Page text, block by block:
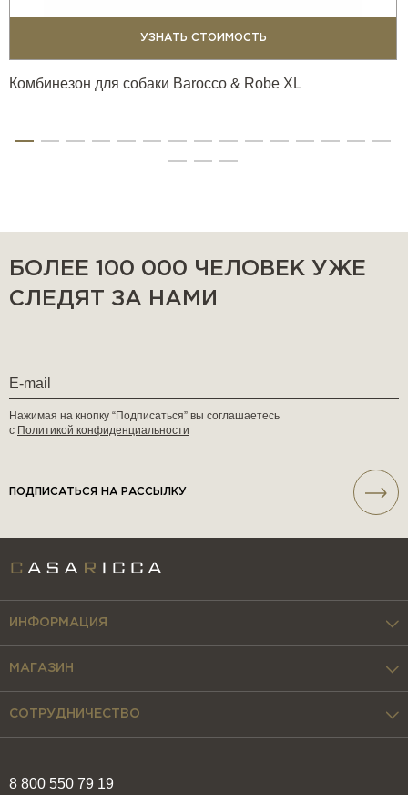
УЗНАТЬ СТОИМОСТЬ
Комбинезон для собаки Barocco & Robe XL
БОЛЕЕ 100 000 ЧЕЛОВЕК УЖЕ
СЛЕДЯТ ЗА НАМИ
Нажимая на кнопку “Подписаться” вы соглашаетесь
с Политикой конфиденциальности
ПОДПИСАТЬСЯ НА РАССЫЛКУ
8 800 550 79 19
ИНФОРМАЦИЯ
МАГАЗИН
СОТРУДНИЧЕСТВО